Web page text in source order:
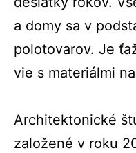
a domy sa v
polotovarov. Je
vie s materiálmi
Architektonické
založené v roku